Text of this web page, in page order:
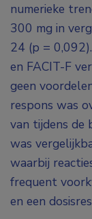
numerieke
300 mg in
24 (p =
en FACIT-F
geen
respons was
van tijdens de
was
waarbij
frequent
en een